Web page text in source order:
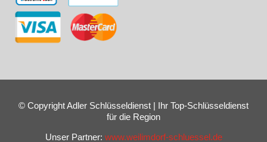
© Copyright Adler Schlüsseldienst | Ihr Top-Schlüsseldienst
für die Region
Unser Partner: www.weilimdorf-schluessel.de